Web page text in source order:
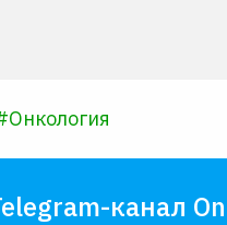
Онкология
канал